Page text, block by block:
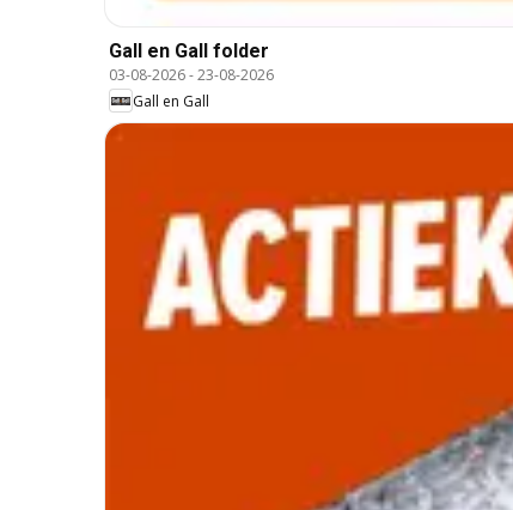
Gall en Gall folder
03-08-2026-23-08-2026
Gall en Gall